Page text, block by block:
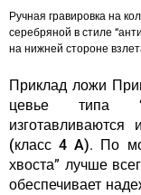
Ручная гравировка на
серебряной в стиле
на нижней стороне
Приклад ложи
цевье типа
изготавливаются
(класс 4 A). По
хвоста” лучше
обеспечивает